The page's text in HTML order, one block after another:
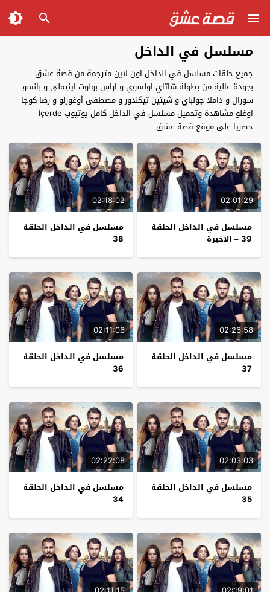
مسلسل في الداخل
جميع حلقات مسلسل في الداخل اون لاين مترجمة من قصة عشق
بجودة عالية من بطولة شاتاي اولسوي و اراس بولوت اينيملى و بانسو
سورال و داملا جولباي و شيتين تيكندور و مصطفى أوغورلو و رضا كوجا
اوغلو مشاهدة وتحميل مسلسل في الداخل كامل يوتيوب İçerde
حصريا على موقع قصة عشق
02:01:29
مسلسل في الداخل الحلقة
39 – الاخيرة
02:18:02
مسلسل في الداخل الحلقة
38
02:26:58
مسلسل في الداخل الحلقة
37
02:11:06
مسلسل في الداخل الحلقة
36
02:03:03
مسلسل في الداخل الحلقة
35
02:22:08
مسلسل في الداخل الحلقة
34